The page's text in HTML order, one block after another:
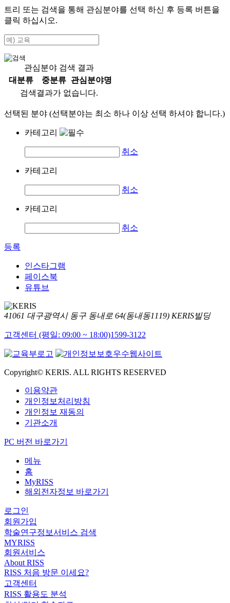
트리 또는 검색을 통해 관심분야를 선택 하신 후 등록 버튼을
클릭 하십시오.
관심분야 검색 결과
대분류
중분류
관심분야명
검색결과가 없습니다.
선택된 분야 (선택분야는 최소 하나 이상 선택 하셔야 합니다.)
카테고리
취소
카테고리
취소
카테고리
취소
등록
인스타그램
페이스북
유튜브
41061 대구광역시 동구 동내로 64(동내동1119) KERIS빌딩
고객센터 (평일: 09:00 ~ 18:00)1599-3122
Copyright© KERIS. ALL RIGHTS RESERVED
이용약관
개인정보처리방침
개인정보 재동의
기관소개
PC 버전 바로가기
메뉴
홈
MyRISS
해외전자정보 바로가기
로그인
회원가입
학술연구정보서비스 검색
MYRISS
회원서비스
About RISS
RISS 처음 방문 이세요?
고객센터
RISS 활용도 분석